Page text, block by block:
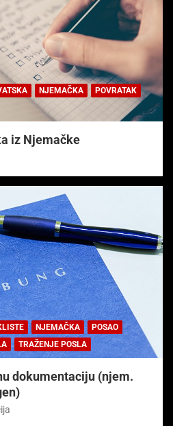
NJEMAČKA
POVRATAK
iz Njemačke
NJEMAČKA
POSAO
TRAŽENJE POSLA
dokumentaciju (njem.